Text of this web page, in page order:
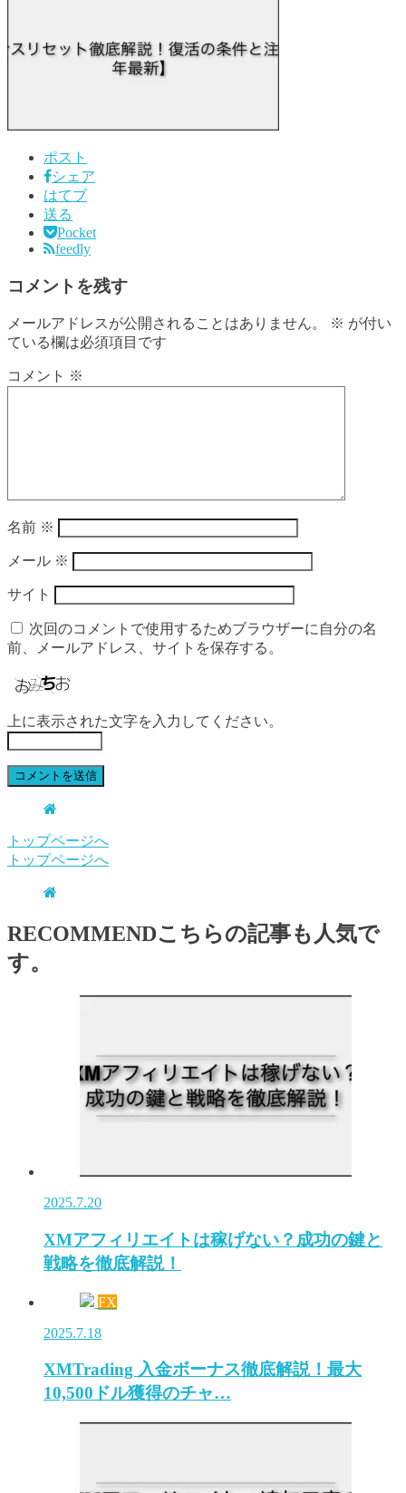
ポスト
シェア
はてブ
送る
Pocket
feedly
コメントを残す
メールアドレスが公開されることはありません。 ※ が付い
ている欄は必須項目です
コメント ※
名前 ※
メール ※
サイト
次回のコメントで使用するためブラウザーに自分の名
前、メールアドレス、サイトを保存する。
上に表示された文字を入力してください。
トップページへ
トップページへ
RECOMMENDこちらの記事も人気で
す。
2025.7.20
XMアフィリエイトは稼げない？成功の鍵と
戦略を徹底解説！
FX
2025.7.18
XMTrading 入金ボーナス徹底解説！最大
10,500ドル獲得のチャ…